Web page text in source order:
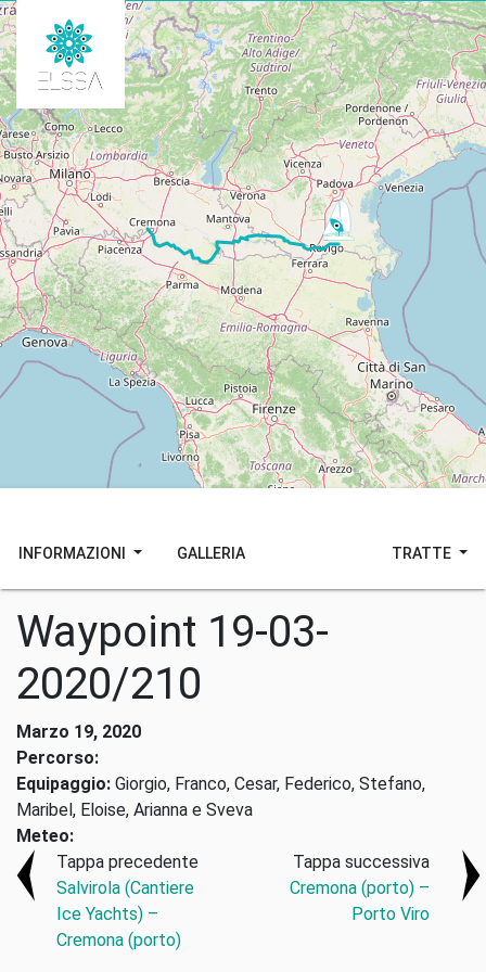
INFORMAZIONI GALLERIA TRATTE
Waypoint 19-03-
2020/210
Marzo 19, 2020
Percorso:
Equipaggio: Giorgio, Franco, Cesar, Federico, Stefano,
Maribel, Eloise, Arianna e Sveva
Meteo:
Tappa precedente
Salvirola (Cantiere
Ice Yachts) –
Cremona (porto)
Tappa successiva
Cremona (porto) –
Porto Viro